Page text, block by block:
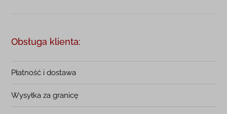
Obsługa klienta:
Płatność i dostawa
Wysyłka za granicę